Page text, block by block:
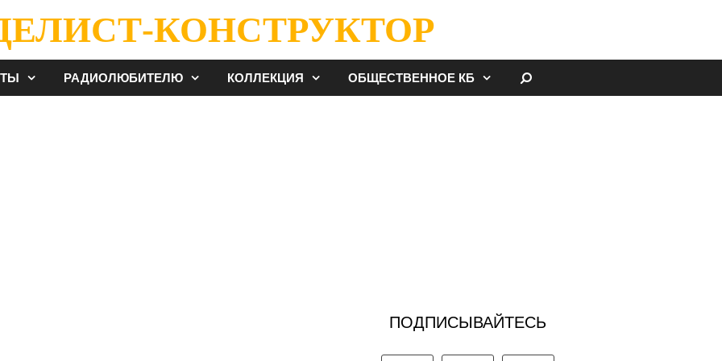
КОНСТРУКТОР
РАДИОЛЮБИТЕЛЮ КОЛЛЕКЦИЯ ОБЩЕСТВЕННОЕ КБ
ПОДПИСЫВАЙТЕСЬ